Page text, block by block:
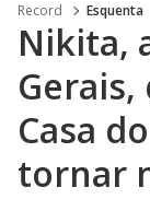
Record Esquenta
Nikita,
Casa
tornar